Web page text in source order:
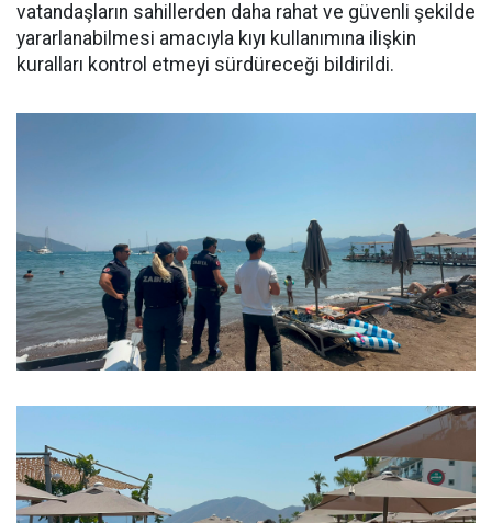
vatandaşların sahillerden daha rahat ve güvenli şekilde
yararlanabilmesi amacıyla kıyı kullanımına ilişkin
kuralları kontrol etmeyi sürdüreceği bildirildi.